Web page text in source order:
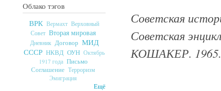
Облако тэгов
ВРК Вермахт Верховный
Совет Вторая мировая
Дневник Договор МИД
СССР НКВД ОУН Октябрь
1917 года Письмо
Соглашение Терроризм
Эмиграция
Ещё
Советская
Советская
КОШАКЕР. 1965.